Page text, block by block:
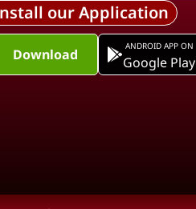
our Application
Download ANDROID APP ON
Google Play